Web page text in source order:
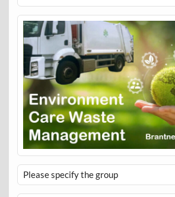
Please specify the group